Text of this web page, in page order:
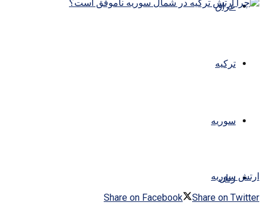
عراق
ترکیه
سوریه
زنان
ارتش سوریه
Share on Facebook
Share on Twitter